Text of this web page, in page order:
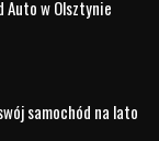
Auto w Olsztynie
samochód na lato